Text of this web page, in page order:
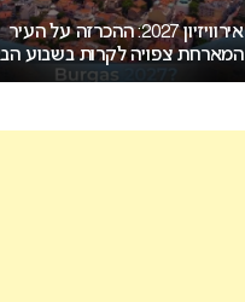
אירוויזיון 2027: ההכרזה על העיר
המארחת צפויה לקרות בשבוע